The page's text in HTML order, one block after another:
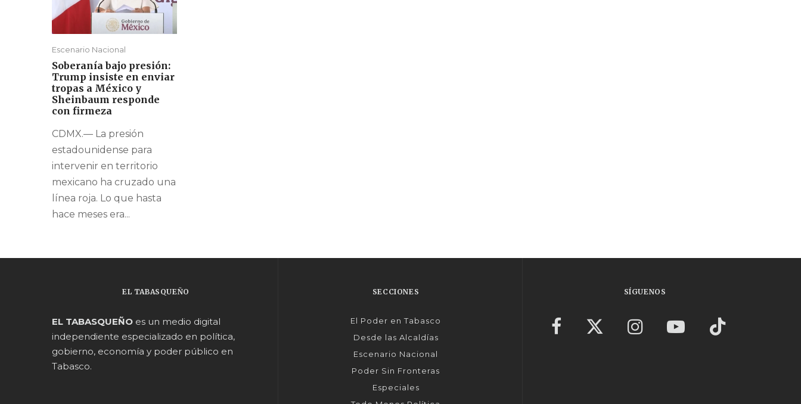
Escenario Nacional
Soberanía bajo presión:
Trump insiste en enviar
tropas a México y
Sheinbaum responde
con firmeza
CDMX.— La presión
estadounidense para
intervenir en territorio
mexicano ha cruzado una
línea roja. Lo que hasta
hace meses era...
EL TABASQUEÑO
EL TABASQUEÑO es un medio digital
independiente especializado en política,
gobierno, economía y poder público en
Tabasco.
SECCIONES
El Poder en Tabasco
Desde las Alcaldías
Escenario Nacional
Poder Sin Fronteras
Especiales
SÍGUENOS